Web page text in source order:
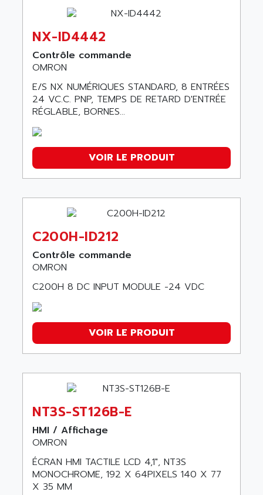
NX-ID4442
Contrôle commande
OMRON
E/S NX NUMÉRIQUES STANDARD, 8 ENTRÉES
24 VC.C. PNP, TEMPS DE RETARD D'ENTRÉE
RÉGLABLE, BORNES...
VOIR LE PRODUIT
C200H-ID212
Contrôle commande
OMRON
C200H 8 DC INPUT MODULE -24 VDC
VOIR LE PRODUIT
NT3S-ST126B-E
HMI / Affichage
OMRON
ÉCRAN HMI TACTILE LCD 4,1", NT3S
MONOCHROME, 192 X 64PIXELS 140 X 77
X 35 MM